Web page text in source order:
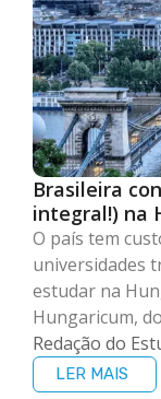
Brasileira
integral!) na
O país tem
universidades
estudar na
Hungaricum,
Redação do
LER MAIS